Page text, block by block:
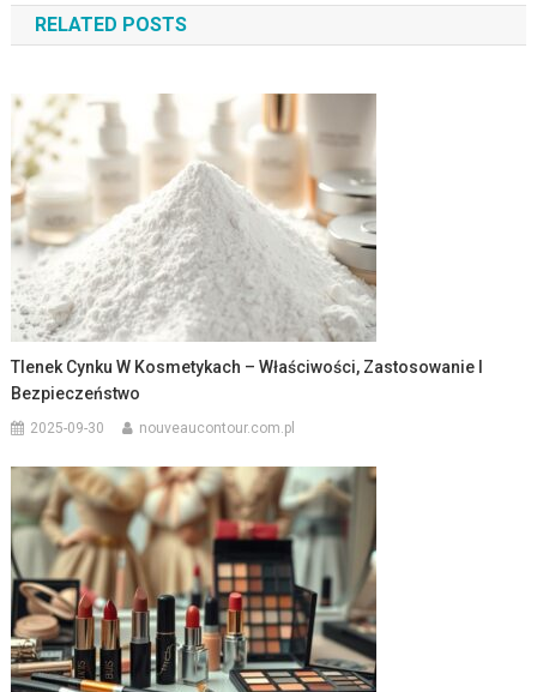
RELATED POSTS
Tlenek Cynku W Kosmetykach – Właściwości, Zastosowanie I
Bezpieczeństwo
2025-09-30 nouveaucontour.com.pl